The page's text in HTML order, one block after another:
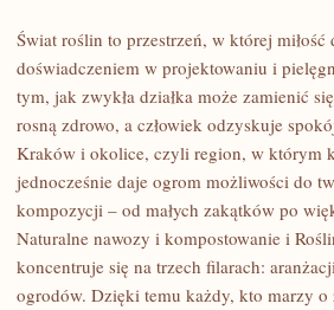
ROŚLINY
CIENIOLUBNE
Świat roślin to przestrzeń, w której
doświadczeniem w projektowaniu i
tym, jak zwykła działka może zamienić
rosną zdrowo, a człowiek odzyskuje
Kraków i okolice, czyli region, w którym
jednocześnie daje ogrom możliwości do
kompozycji – od małych zakątków po
Naturalne nawozy i kompostowanie i
koncentruje się na trzech filarach:
ogrodów. Dzięki temu każdy, kto marzy o